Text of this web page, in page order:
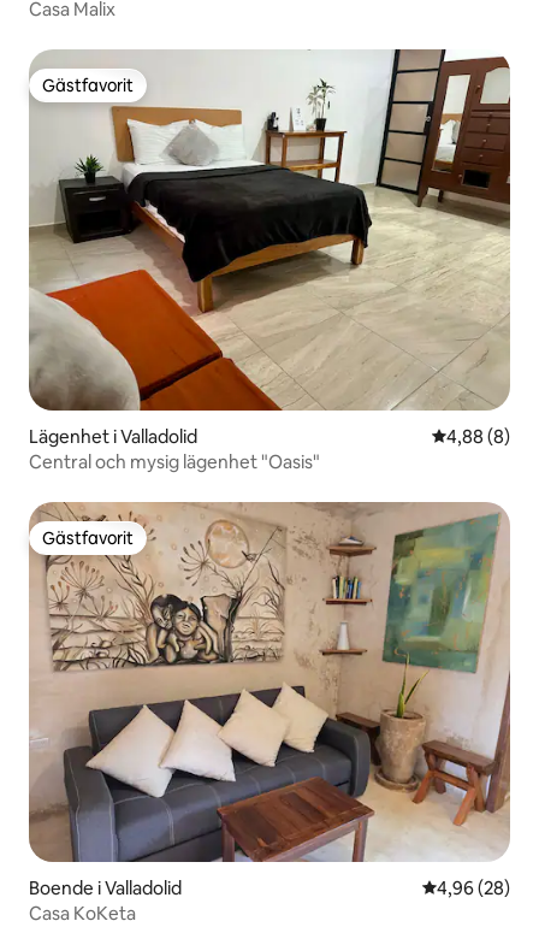
Casa Malix
Gästfavorit
Gästfavorit
Lägenhet i Valladolid 4,88 av 5 i
4,88 (8)
Central och mysig lägenhet "Oasis"
Gästfavorit
Gästfavorit
Boende i Valladolid 4,96 av 5 i
4,96 (28)
Casa KoKeta